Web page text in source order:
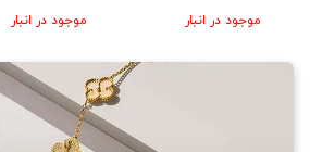
موجود در انبار موجود در انبار